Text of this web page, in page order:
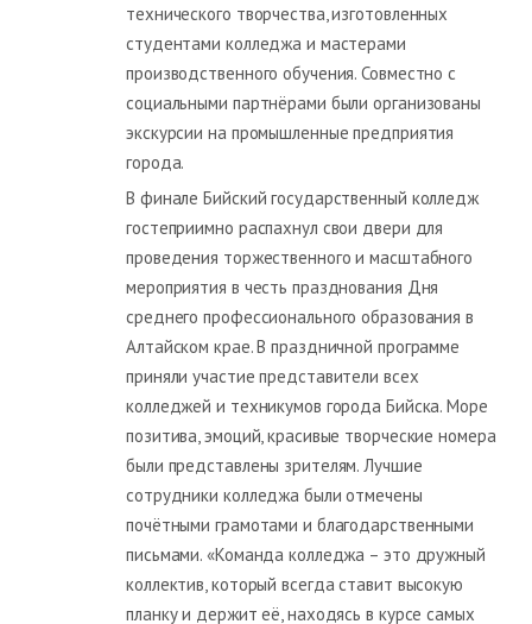
технического творчества, изготовленных
студентами колледжа и мастерами
производственного обучения. Совместно с
социальными партнёрами были организованы
экскурсии на промышленные предприятия
города.
В финале Бийский государственный колледж
гостеприимно распахнул свои двери для
проведения торжественного и масштабного
мероприятия в честь празднования Дня
среднего профессионального образования в
Алтайском крае. В праздничной программе
приняли участие представители всех
колледжей и техникумов города Бийска. Море
позитива, эмоций, красивые творческие номера
были представлены зрителям. Лучшие
сотрудники колледжа были отмечены
почётными грамотами и благодарственными
письмами. «Команда колледжа – это дружный
коллектив, который всегда ставит высокую
планку и держит её, находясь в курсе самых